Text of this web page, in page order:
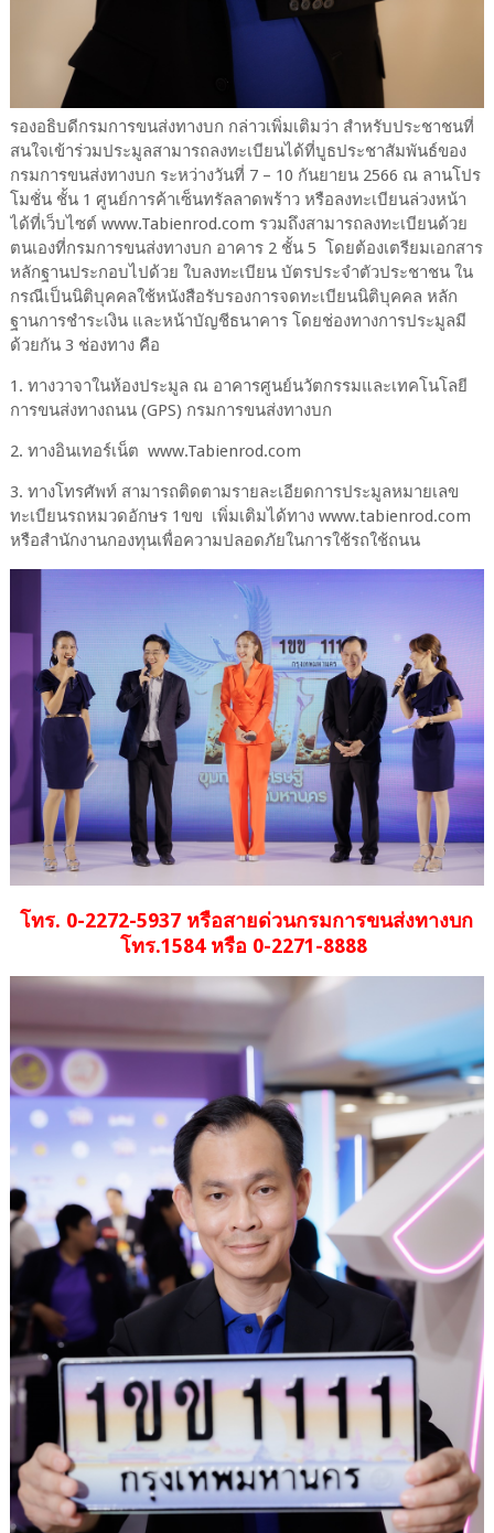
รองอธิบดีกรมการขนส่งทางบก กล่าวเพิ่มเติมว่า สำหรับประชาชนที่
สนใจเข้าร่วมประมูลสามารถลงทะเบียนได้ที่บูธประชาสัมพันธ์ของ
กรมการขนส่งทางบก ระหว่างวันที่ 7 – 10 กันยายน 2566 ณ ลานโปร
โมชั่น ชั้น 1 ศูนย์การค้าเซ็นทรัลลาดพร้าว หรือลงทะเบียนล่วงหน้า
ได้ที่เว็บไซต์ www.Tabienrod.com รวมถึงสามารถลงทะเบียนด้วย
ตนเองที่กรมการขนส่งทางบก อาคาร 2 ชั้น 5 โดยต้องเตรียมเอกสาร
หลักฐานประกอบไปด้วย ใบลงทะเบียน บัตรประจำตัวประชาชน ใน
กรณีเป็นนิติบุคคลใช้หนังสือรับรองการจดทะเบียนนิติบุคคล หลัก
ฐานการชำระเงิน และหน้าบัญชีธนาคาร โดยช่องทางการประมูลมี
ด้วยกัน 3 ช่องทาง คือ
1. ทางวาจาในห้องประมูล ณ อาคารศูนย์นวัตกรรมและเทคโนโลยี
การขนส่งทางถนน (GPS) กรมการขนส่งทางบก
2. ทางอินเทอร์เน็ต www.Tabienrod.com
3. ทางโทรศัพท์ สามารถติดตามรายละเอียดการประมูลหมายเลข
ทะเบียนรถหมวดอักษร 1ขข เพิ่มเติมได้ทาง www.tabienrod.com
หรือสำนักงานกองทุนเพื่อความปลอดภัยในการใช้รถใช้ถนน
โทร. 0-2272-5937 หรือสายด่วนกรมการขนส่งทางบก
โทร.1584 หรือ 0-2271-8888